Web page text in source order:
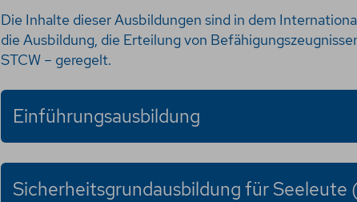
Die Inhalte dieser Ausbildungen sind in dem
die Ausbildung, die Erteilung von
STCW – geregelt.
Einführungsausbildung
Sicherheitsgrundausbildung für Seeleute